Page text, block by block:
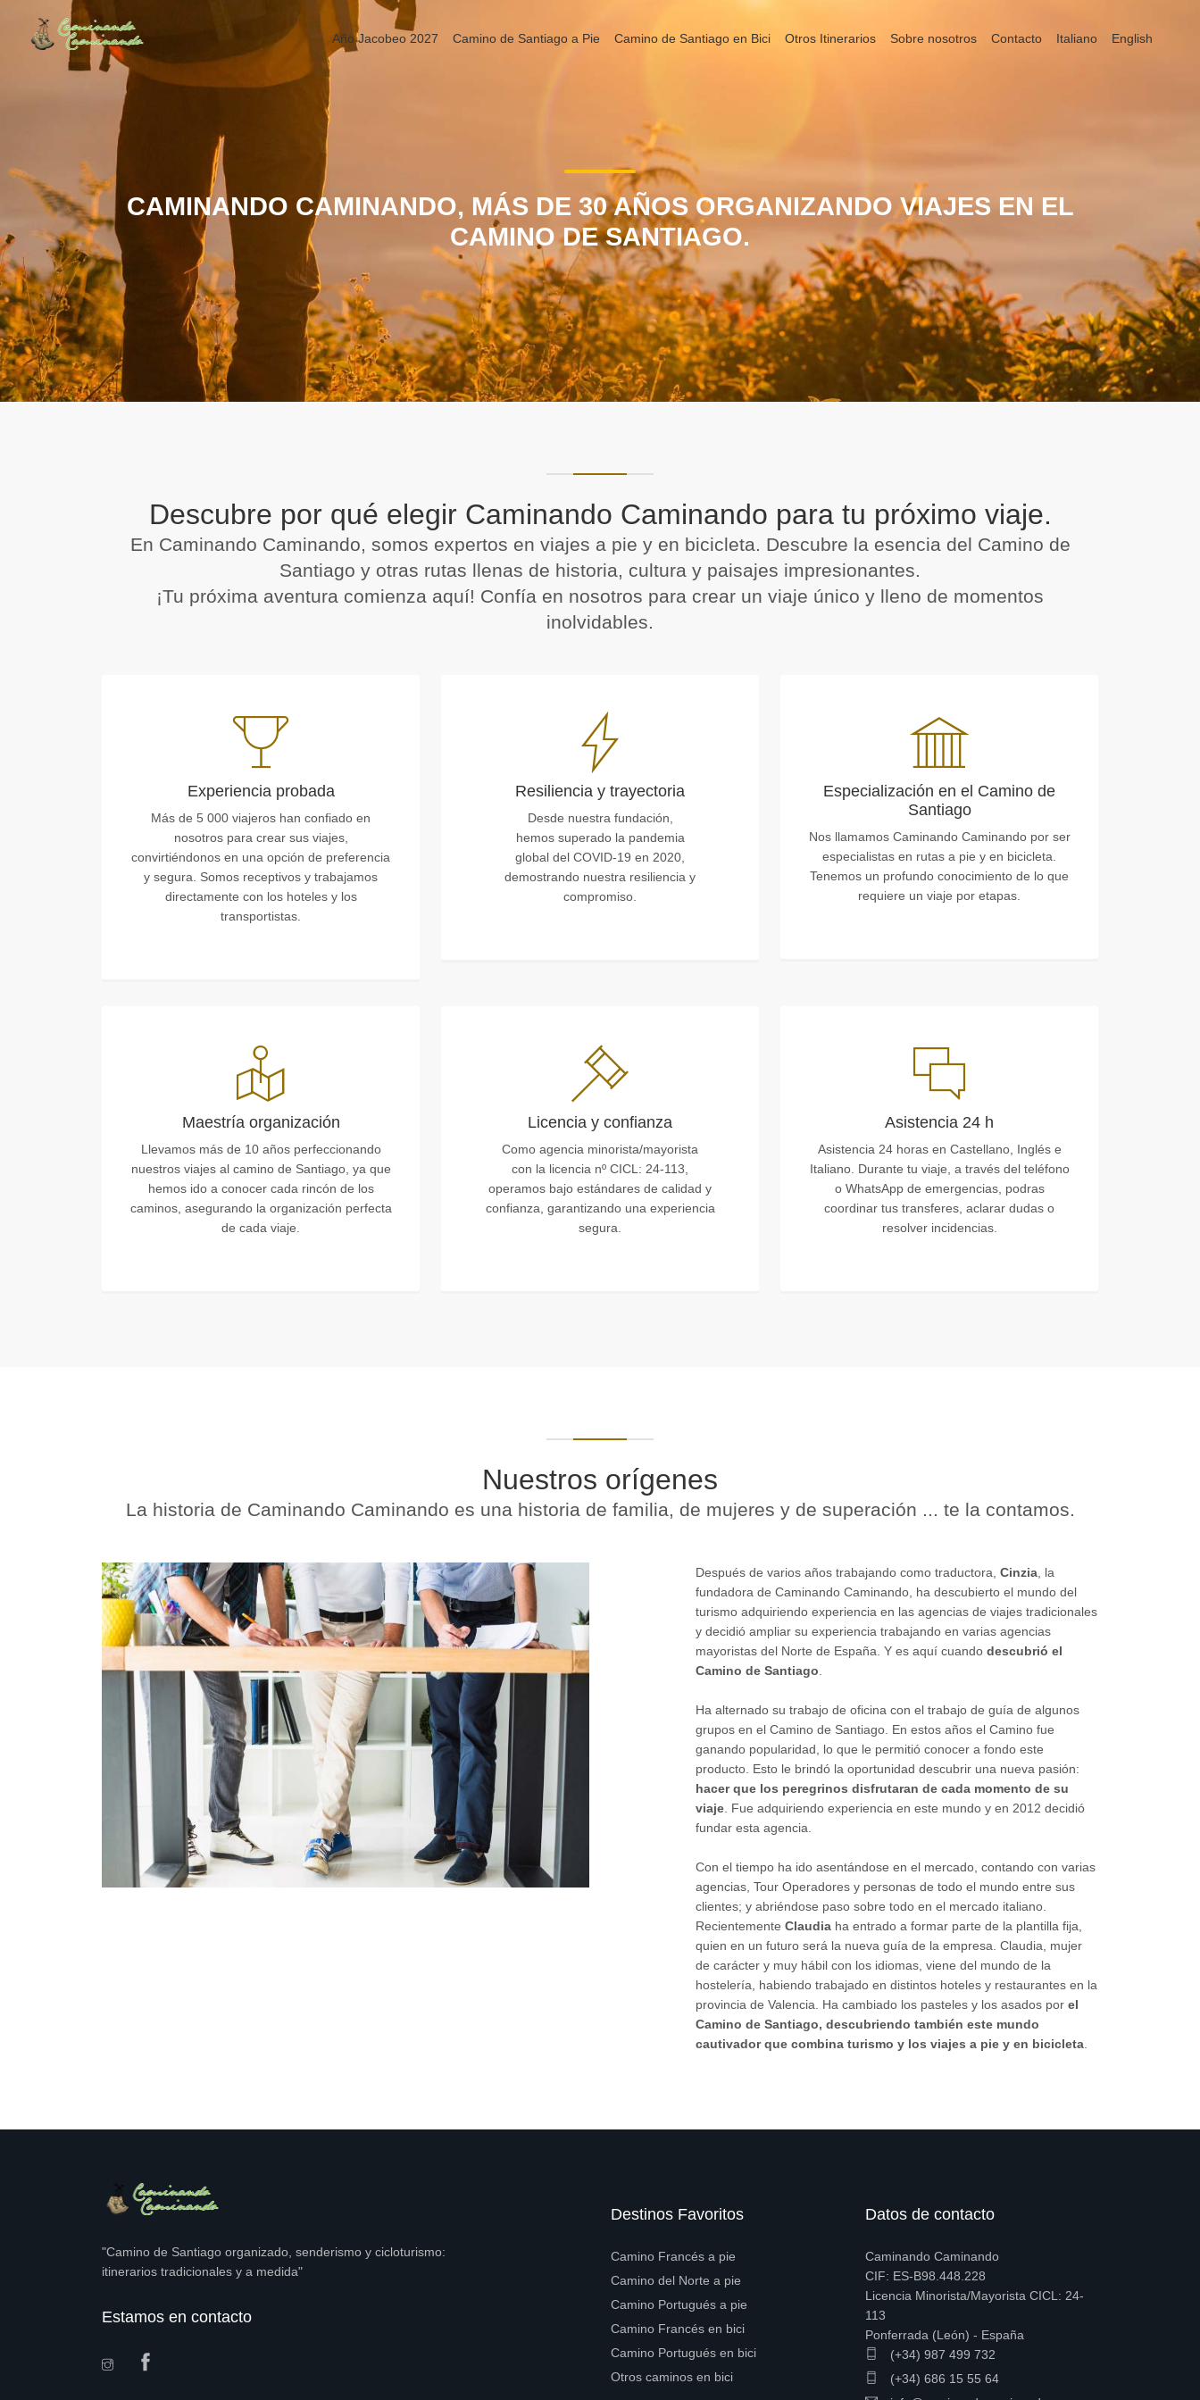
CAMINANDO CAMINANDO, MÁS DE 30 AÑOS ORGANIZANDO VIAJES EN EL
CAMINO DE SANTIAGO.
Descubre por qué elegir Caminando Caminando para tu próximo viaje.
En Caminando Caminando, somos expertos en viajes a pie y en bicicleta. Descubre la esencia del Camino de
Santiago y otras rutas llenas de historia, cultura y paisajes impresionantes.
¡Tu próxima aventura comienza aquí! Confía en nosotros para crear un viaje único y lleno de momentos
inolvidables.
Experiencia probada
Más de 5 000 viajeros han confiado en
nosotros para crear sus viajes,
convirtiéndonos en una opción de preferencia
y segura. Somos receptivos y trabajamos
directamente con los hoteles y los
transportistas.
Resiliencia y trayectoria
Desde nuestra fundación,
hemos superado la pandemia
global del COVID-19 en 2020,
demostrando nuestra resiliencia y
compromiso.
Especialización en el Camino de
Santiago
Nos llamamos Caminando Caminando por ser
especialistas en rutas a pie y en bicicleta.
Tenemos un profundo conocimiento de lo que
requiere un viaje por etapas.
Maestría organización
Llevamos más de 10 años perfeccionando
nuestros viajes al camino de Santiago, ya que
hemos ido a conocer cada rincón de los
caminos, asegurando la organización perfecta
de cada viaje.
Licencia y confianza
Como agencia minorista/mayorista
con la licencia nº CICL: 24-113,
operamos bajo estándares de calidad y
confianza, garantizando una experiencia
segura.
Asistencia 24 h
Asistencia 24 horas en Castellano, Inglés e
Italiano. Durante tu viaje, a través del teléfono
o WhatsApp de emergencias, podras
coordinar tus transferes, aclarar dudas o
resolver incidencias.
Nuestros orígenes
La historia de Caminando Caminando es una historia de familia, de mujeres y de superación ... te la contamos.
Después de varios años trabajando como traductora, Cinzia , la
fundadora de Caminando Caminando, ha descubierto el mundo del
turismo adquiriendo experiencia en las agencias de viajes tradicionales
y decidió ampliar su experiencia trabajando en varias agencias
mayoristas del Norte de España. Y es aquí cuando descubrió el
Camino de Santiago
Ha alternado su trabajo de oficina con el trabajo de guía de algunos
grupos en el Camino de Santiago. En estos años el Camino fue
ganando popularidad, lo que le permitió conocer a fondo este
producto. Esto le brindó la oportunidad descubrir una nueva pasión:
hacer que los peregrinos disfrutaran de cada momento de su
viaje . Fue adquiriendo experiencia en este mundo y en 2012 decidió
fundar esta agencia.
Con el tiempo ha ido asentándose en el mercado, contando con varias
agencias, Tour Operadores y personas de todo el mundo entre sus
clientes; y abriéndose paso sobre todo en el mercado italiano.
Recientemente Claudia ha entrado a formar parte de la plantilla fija,
quien en un futuro será la nueva guía de la empresa. Claudia, mujer
de carácter y muy hábil con los idiomas, viene del mundo de la
hostelería, habiendo trabajado en distintos hoteles y restaurantes en la
provincia de Valencia. Ha cambiado los pasteles y los asados por el
Camino de Santiago, descubriendo también este mundo
cautivador que combina turismo y los viajes a pie y en bicicleta
"Camino de Santiago organizado, senderismo y cicloturismo:
itinerarios tradicionales y a medida"
Estamos en contacto
Destinos Favoritos
Camino Francés a pie
Camino del Norte a pie
Camino Portugués a pie
Camino Francés en bici
Camino Portugués en bici
Otros caminos en bici
Datos de contacto
Caminando Caminando
CIF: ES-B98.448.228
Licencia Minorista/Mayorista CICL: 24-
113
Ponferrada (León) - España
(+34) 987 499 732
(+34) 686 15 55 64
Año Jacobeo 2027 Camino de Santiago a Pie Camino de Santiago en Bici Otros Itinerarios Sobre nosotros Contacto Italiano English